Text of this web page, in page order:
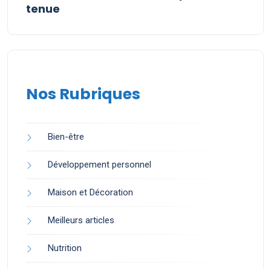
tenue
Nos Rubriques
Bien-être
Développement personnel
Maison et Décoration
Meilleurs articles
Nutrition